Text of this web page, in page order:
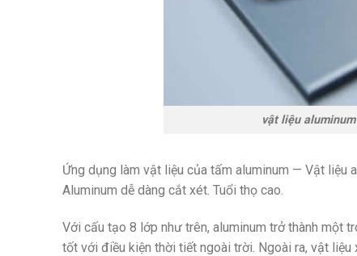
vật liệu aluminum
Ứng dụng làm vật liệu của tấm aluminum — Vật liệu
Aluminum dễ dàng cắt xét. Tuổi thọ cao.
Với cấu tạo 8 lớp như trên, aluminum trở thành một
tốt với điều kiện thời tiết ngoài trời. Ngoài ra, vật